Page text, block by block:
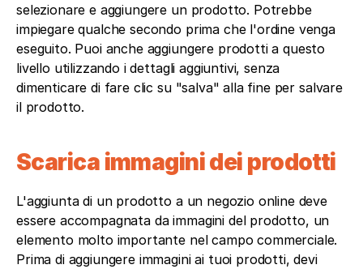
selezionare e aggiungere un prodotto. Potrebbe
impiegare qualche secondo prima che l'ordine venga
eseguito. Puoi anche aggiungere prodotti a questo
livello utilizzando i dettagli aggiuntivi, senza
dimenticare di fare clic su "salva" alla fine per salvare
il prodotto.
Scarica immagini dei prodotti
L'aggiunta di un prodotto a un negozio online deve
essere accompagnata da immagini del prodotto, un
elemento molto importante nel campo commerciale.
Prima di aggiungere immagini ai tuoi prodotti, devi